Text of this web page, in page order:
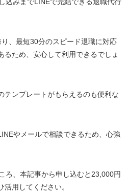
込みまでLINEで完結できる退職代行
、最短30分のスピード退職に対応
るため、安心して利用できるでしょ
テンプレートがもらえるのも便利な
やメールで相談できるため、心強
ろ、本記事から申し込むと23,000円
活用してください。